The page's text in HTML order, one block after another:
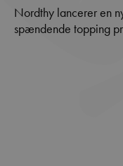
Nordthy lancerer en nye serie af lækre,
spændende topping